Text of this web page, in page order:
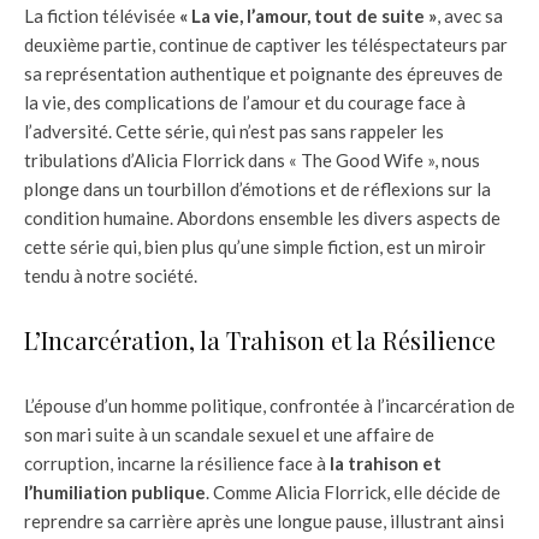
La fiction télévisée « La vie, l’amour, tout de suite », avec sa
deuxième partie, continue de captiver les téléspectateurs par
sa représentation authentique et poignante des épreuves de
la vie, des complications de l’amour et du courage face à
l’adversité. Cette série, qui n’est pas sans rappeler les
tribulations d’Alicia Florrick dans « The Good Wife », nous
plonge dans un tourbillon d’émotions et de réflexions sur la
condition humaine. Abordons ensemble les divers aspects de
cette série qui, bien plus qu’une simple fiction, est un miroir
tendu à notre société.
L’Incarcération, la Trahison et la Résilience
L’épouse d’un homme politique, confrontée à l’incarcération de
son mari suite à un scandale sexuel et une affaire de
corruption, incarne la résilience face à la trahison et
l’humiliation publique. Comme Alicia Florrick, elle décide de
reprendre sa carrière après une longue pause, illustrant ainsi